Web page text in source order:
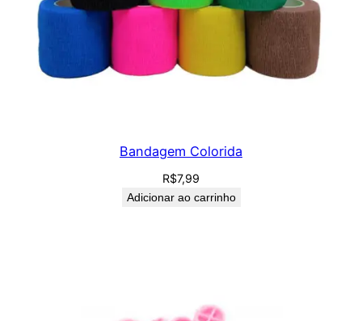
Bandagem Colorida
R$7,99
Adicionar ao carrinho